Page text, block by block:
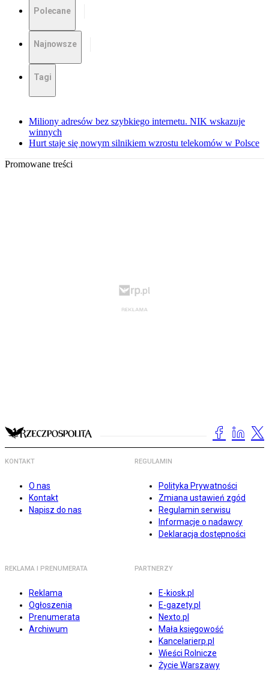
Polecane
Najnowsze
Tagi
Miliony adresów bez szybkiego internetu. NIK wskazuje
winnych
Hurt staje się nowym silnikiem wzrostu telekomów w Polsce
Promowane treści
KONTAKT
O nas
Kontakt
Napisz do nas
REGULAMIN
Polityka Prywatności
Zmiana ustawień zgód
Regulamin serwisu
Informacje o nadawcy
Deklaracja dostępności
REKLAMA I PRENUMERATA
Reklama
Ogłoszenia
Prenumerata
Archiwum
PARTNERZY
E-kiosk.pl
E-gazety.pl
Nexto.pl
Mała księgowość
Kancelarierp.pl
Wieści Rolnicze
Życie Warszawy